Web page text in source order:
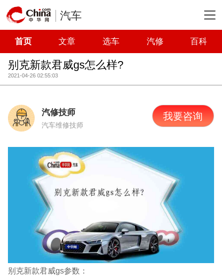
汽车
首页 文章 选车 汽修 百科
别克新款君威gs怎么样?
2021-04-26 02:55:03
汽修技师
汽车维修技师
我要咨询
别克新款君威gs参数：